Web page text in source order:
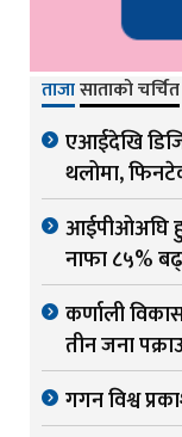
ताजासाताको चर्चित
एआईदेखि
थलोमा,
आईपीओअघि
नाफा ८५%
कर्णाली
तीन जना
गगन विश्व